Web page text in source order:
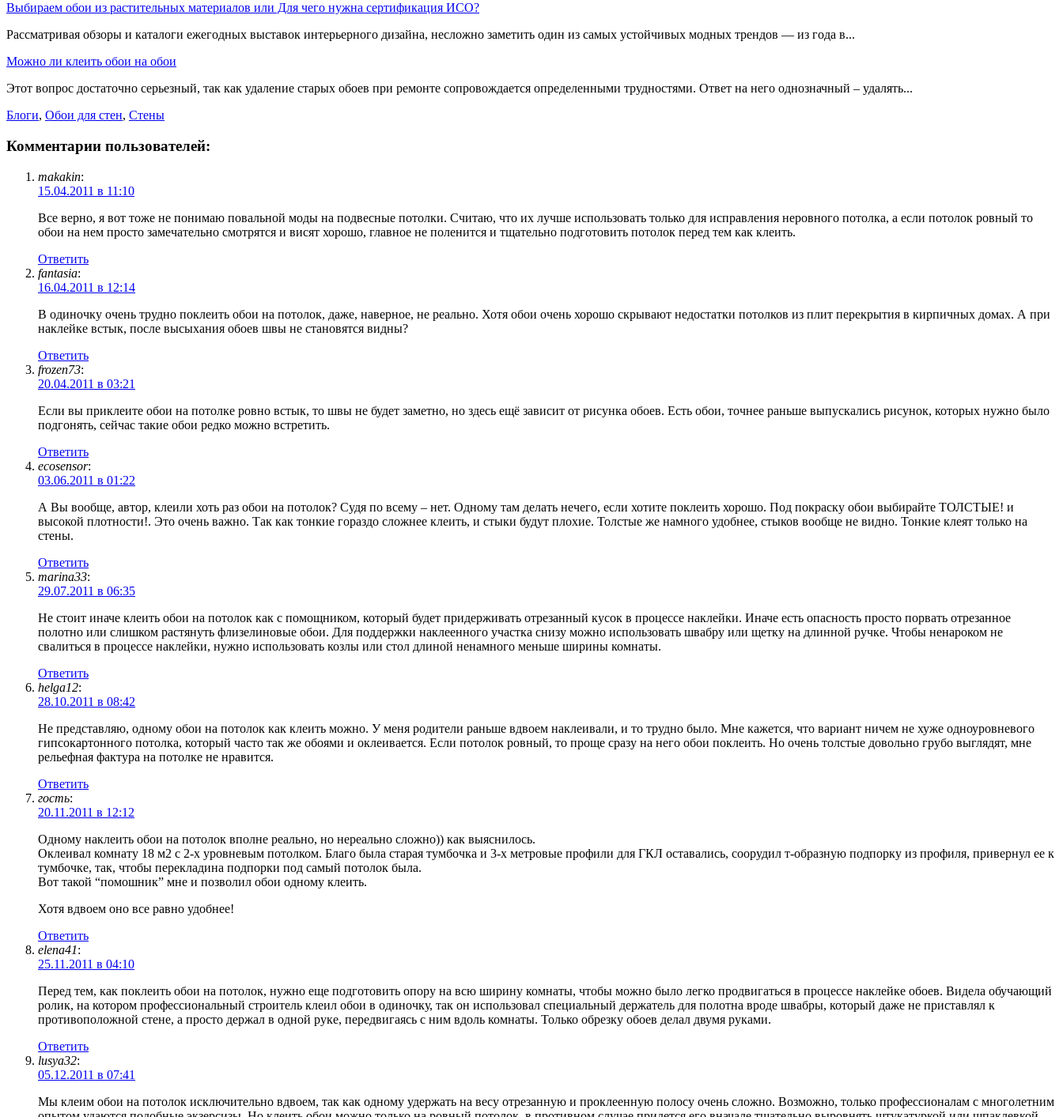
Выбираем обои из растительных материалов или Для чего нужна сертификация ИСО?
Рассматривая обзоры и каталоги ежегодных выставок интерьерного дизайна, несложно заметить один из самых устойчивых модных трендов — из года в...
Можно ли клеить обои на обои
Этот вопрос достаточно серьезный, так как удаление старых обоев при ремонте сопровождается определенными трудностями. Ответ на него однозначный – удалять...
Блоги, Обои для стен, Стены
Комментарии пользователей:
makakin:
15.04.2011 в 11:10
Все верно, я вот тоже не понимаю повальной моды на подвесные потолки. Считаю, что их лучше использовать только для исправления неровного потолка, а если потолок ровный то
обои на нем просто замечательно смотрятся и висят хорошо, главное не поленится и тщательно подготовить потолок перед тем как клеить.
Ответить
fantasia:
16.04.2011 в 12:14
В одиночку очень трудно поклеить обои на потолок, даже, наверное, не реально. Хотя обои очень хорошо скрывают недостатки потолков из плит перекрытия в кирпичных домах. А при
наклейке встык, после высыхания обоев швы не становятся видны?
Ответить
frozen73:
20.04.2011 в 03:21
Если вы приклеите обои на потолке ровно встык, то швы не будет заметно, но здесь ещё зависит от рисунка обоев. Есть обои, точнее раньше выпускались рисунок, которых нужно было
подгонять, сейчас такие обои редко можно встретить.
Ответить
ecosensor:
03.06.2011 в 01:22
А Вы вообще, автор, клеили хоть раз обои на потолок? Судя по всему – нет. Одному там делать нечего, если хотите поклеить хорошо. Под покраску обои выбирайте ТОЛСТЫЕ! и
высокой плотности!. Это очень важно. Так как тонкие гораздо сложнее клеить, и стыки будут плохие. Толстые же намного удобнее, стыков вообще не видно. Тонкие клеят только на
стены.
Ответить
marina33:
29.07.2011 в 06:35
Не стоит иначе клеить обои на потолок как с помощником, который будет придерживать отрезанный кусок в процессе наклейки. Иначе есть опасность просто порвать отрезанное
полотно или слишком растянуть флизелиновые обои. Для поддержки наклеенного участка снизу можно использовать швабру или щетку на длинной ручке. Чтобы ненароком не
свалиться в процессе наклейки, нужно использовать козлы или стол длиной ненамного меньше ширины комнаты.
Ответить
helga12:
28.10.2011 в 08:42
Не представляю, одному обои на потолок как клеить можно. У меня родители раньше вдвоем наклеивали, и то трудно было. Мне кажется, что вариант ничем не хуже одноуровневого
гипсокартонного потолка, который часто так же обоями и оклеивается. Если потолок ровный, то проще сразу на него обои поклеить. Но очень толстые довольно грубо выглядят, мне
рельефная фактура на потолке не нравится.
Ответить
гость:
20.11.2011 в 12:12
Одному наклеить обои на потолок вполне реально, но нереально сложно)) как выяснилось.
Оклеивал комнату 18 м2 с 2-х уровневым потолком. Благо была старая тумбочка и 3-х метровые профили для ГКЛ оставались, соорудил т-образную подпорку из профиля, привернул ее к
тумбочке, так, чтобы перекладина подпорки под самый потолок была.
Вот такой “помошник” мне и позволил обои одному клеить.
Хотя вдвоем оно все равно удобнее!
Ответить
elena41:
25.11.2011 в 04:10
Перед тем, как поклеить обои на потолок, нужно еще подготовить опору на всю ширину комнаты, чтобы можно было легко продвигаться в процессе наклейке обоев. Видела обучающий
ролик, на котором профессиональный строитель клеил обои в одиночку, так он использовал специальный держатель для полотна вроде швабры, который даже не приставлял к
противоположной стене, а просто держал в одной руке, передвигаясь с ним вдоль комнаты. Только обрезку обоев делал двумя руками.
Ответить
lusya32:
05.12.2011 в 07:41
Мы клеим обои на потолок исключительно вдвоем, так как одному удержать на весу отрезанную и проклеенную полосу очень сложно. Возможно, только профессионалам с многолетним